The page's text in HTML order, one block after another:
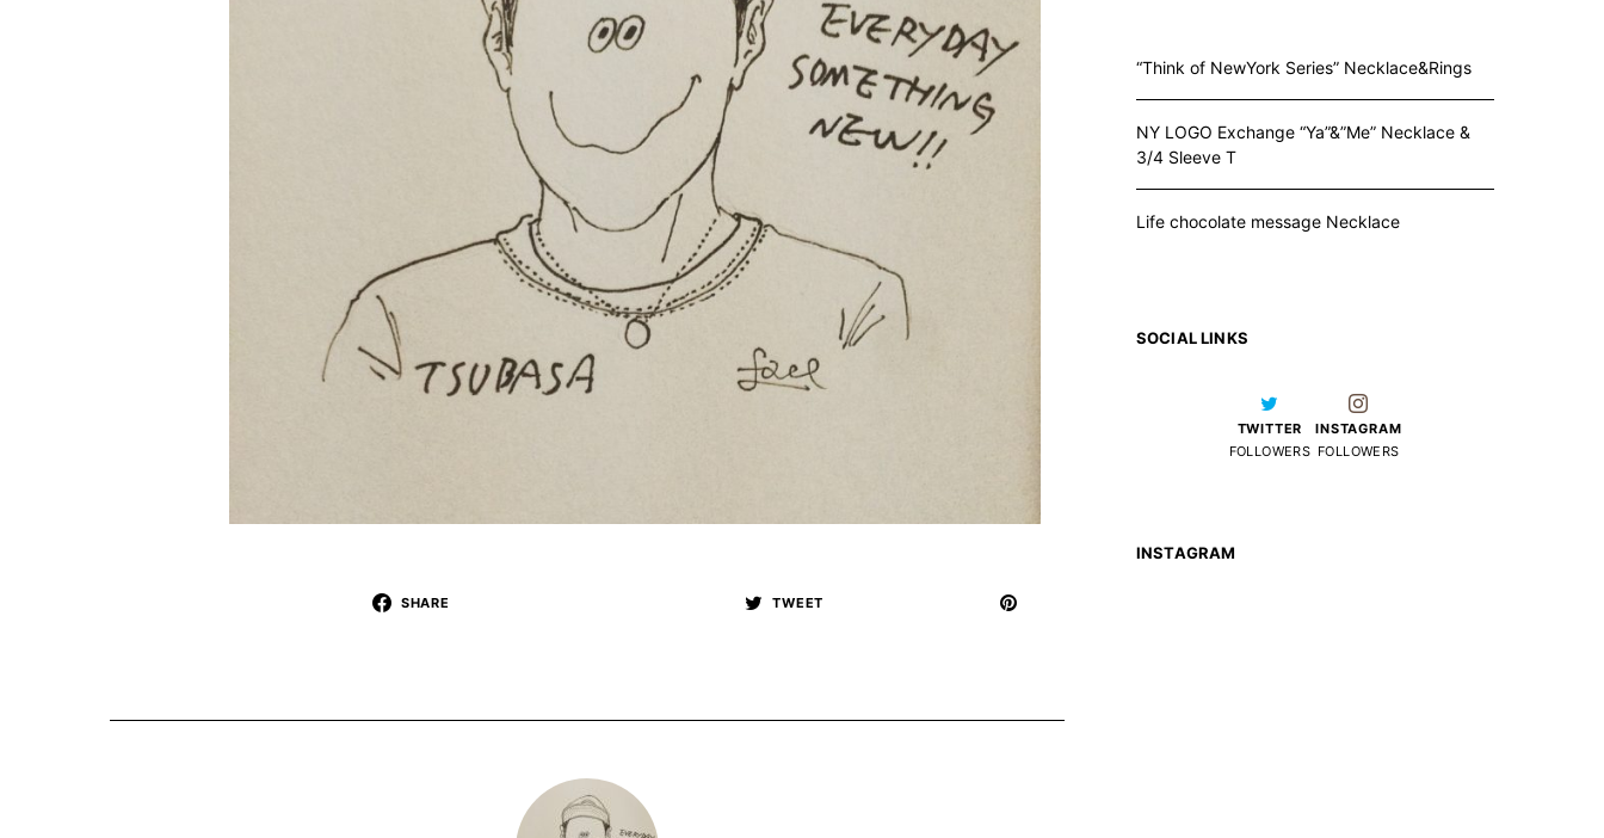
SHARE TWEET
“Think of NewYork Series” Necklace&Rings
NY LOGO Exchange “Ya”&”Me” Necklace &
3/4 Sleeve T
Life chocolate message Necklace
SOCIAL LINKS
TWITTER
FOLLOWERS
INSTAGRAM
FOLLOWERS
INSTAGRAM